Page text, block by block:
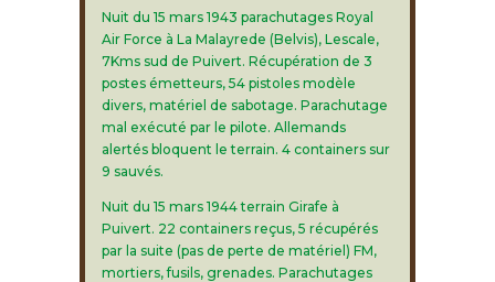
Nuit du 15 mars 1943 parachutages Royal
Air Force à La Malayrede (Belvis), Lescale,
7Kms sud de Puivert. Récupération de 3
postes émetteurs, 54 pistoles modèle
divers, matériel de sabotage. Parachutage
mal exécuté par le pilote. Allemands
alertés bloquent le terrain. 4 containers sur
9 sauvés.
Nuit du 15 mars 1944 terrain Girafe à
Puivert. 22 containers reçus, 5 récupérés
par la suite (pas de perte de matériel) FM,
mortiers, fusils, grenades. Parachutages